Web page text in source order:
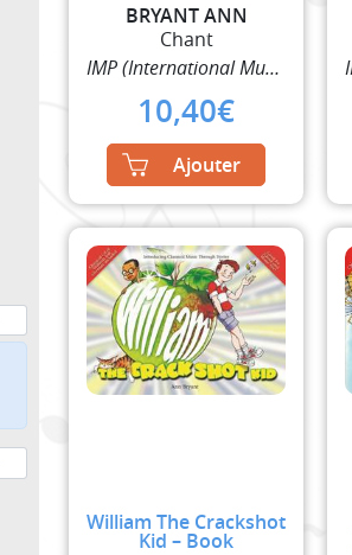
BRYANT ANN
Chant
IMP (International Music Publisher)
10,40€
Ajouter
William The Crackshot
Kid – Book